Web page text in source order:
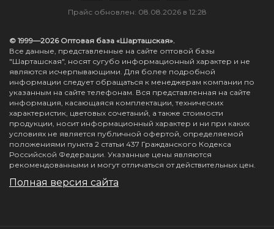
Прайс обновлен: 08.08.2026 в 12:28
© 1999—2026 Оптовая база «Шарташская».
Все данные, представленные на сайте оптовой базы
"Шарташская", носят сугубо информационный характер и не
являются исчерпывающими. Для более подробной
информации следует обращаться к менеджерам компании по
указанным на сайте телефонам. Вся представленная на сайте
информация, касающаяся комплектации, технических
характеристик, цветовых сочетаний, а также стоимости
продукции, носит информационный характер и ни при каких
условиях не является публичной офертой, определяемой
положениями пункта 2 статьи 437 Гражданского Кодекса
Российской Федерации. Указанные цены являются
рекомендованными и могут отличаться от действительных цен.
Полная версия сайта